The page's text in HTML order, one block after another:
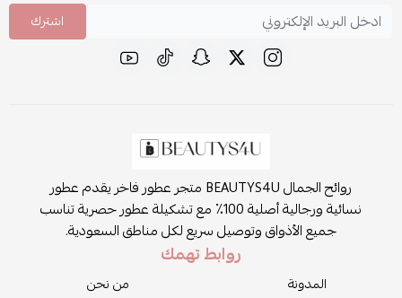
اشترك
روائح الجمال BEAUTYS4U متجر عطور فاخر يقدم عطور
نسائية ورجالية أصلية 100٪ مع تشكيلة عطور حصرية تناسب
جميع الأذواق وتوصيل سريع لكل مناطق السعودية.
روابط تهمك
المدونة
من نحن